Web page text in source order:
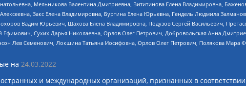
Мельникова Валентина Дмитриевна, Вититинова Елена Владимировна,
Закс Елена Владимировна, Буртина Елена Юрьевна, Гендель Людмила
Вадим Юрьевич, Шахова Елена Владимировна, Подузов Сергей Васильевич,
Сухих Дарья Николаевна, Орлов Олег Петрович, Добровольская Анна
Лев Семенович, Локшина Татьяна Иосифовна, Орлов Олег Петрович, Полякова Мара
на 24.03.2022
и международных организаций, признанных в